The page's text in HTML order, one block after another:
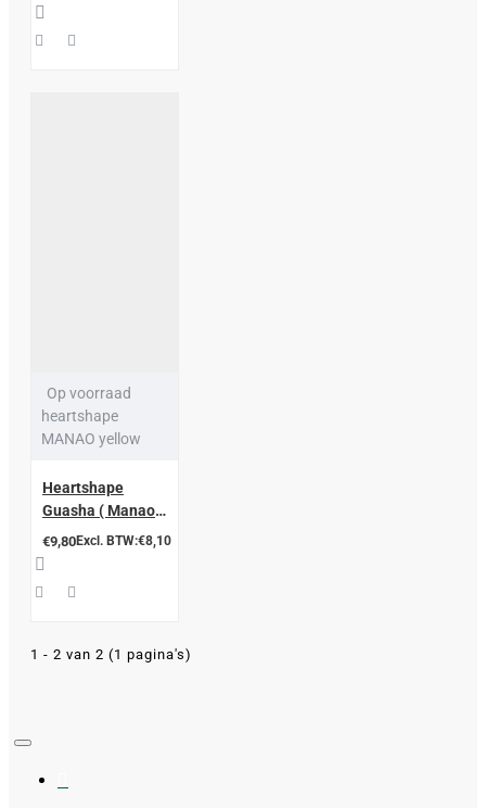
Op voorraad
heartshape
MANAO yellow
Heartshape
Guasha ( Manao
Tool Geel)
€9,80Excl. BTW:€8,10
1 - 2 van 2 (1 pagina's)